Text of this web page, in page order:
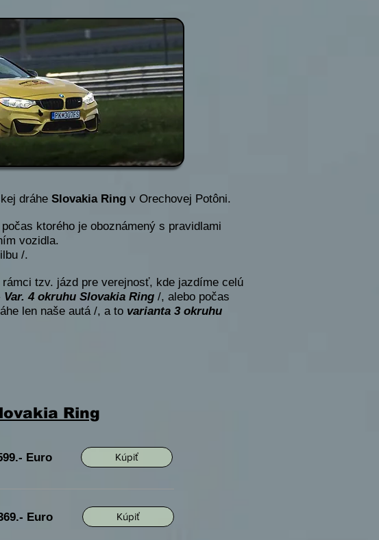
dráhe Slovakia Ring v Orechovej Potôni.
ktorého je oboznámený s pravidlami
vozidla.
/.
tzv. jázd pre verejnosť, kde jazdíme celú
Var. 4 okruhu Slovakia Ring /, alebo počas
len naše autá /, a to varianta 3 okruhu
Ring
Euro Kúpiť
Euro Kúpiť